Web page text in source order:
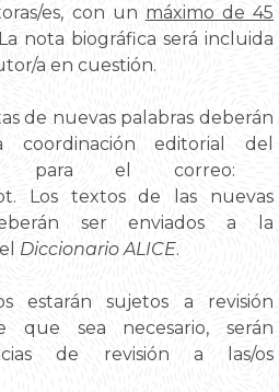
es, con un máximo de 45
nota biográfica será incluida
a en cuestión.
de nuevas palabras deberán
editorial del
para el correo:
Los textos de las nuevas
ser enviados a la
Diccionario ALICE.
estarán sujetos a revisión
que sea necesario, serán
de revisión a las/os